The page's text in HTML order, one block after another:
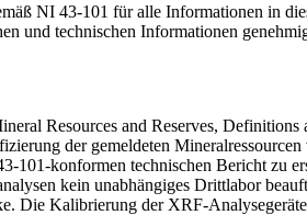
NI 43-101 für alle Informationen in
und technischen Informationen
Resources and Reserves, Definitions
der gemeldeten
konformen technischen Bericht zu
kein unabhängiges Drittlabor
Die Kalibrierung der XRF-